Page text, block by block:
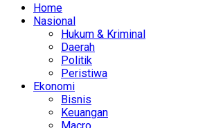
Home
Nasional
Hukum & Kriminal
Daerah
Politik
Peristiwa
Ekonomi
Bisnis
Keuangan